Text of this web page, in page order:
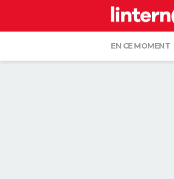
EN CE MOMENT